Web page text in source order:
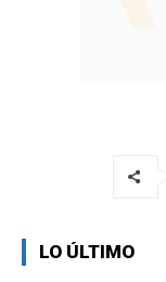
LO ÚLTIMO